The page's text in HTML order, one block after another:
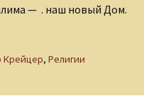
— . наш новый Дом.
Крейцер, Религии